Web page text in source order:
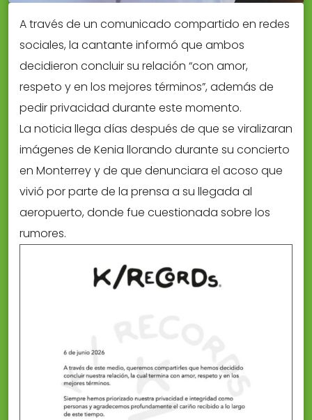
A través de un comunicado compartido en redes
sociales, la cantante informó que ambos
decidieron concluir su relación “con amor,
respeto y en los mejores términos”, además de
pedir privacidad durante este momento.
La noticia llega días después de que se viralizaran
imágenes de Kenia llorando durante su concierto
en Monterrey y de que denunciara el acoso que
vivió por parte de la prensa a su llegada al
aeropuerto, donde fue cuestionada sobre los
rumores.